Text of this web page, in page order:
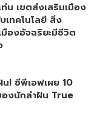
น เขตส่งเสริมเมือง
เทคโนโลยี สิ่ง
องอัจฉริยะมีชีวิต
! ซีพีเอฟเผย 10
งนักล่าฝัน True